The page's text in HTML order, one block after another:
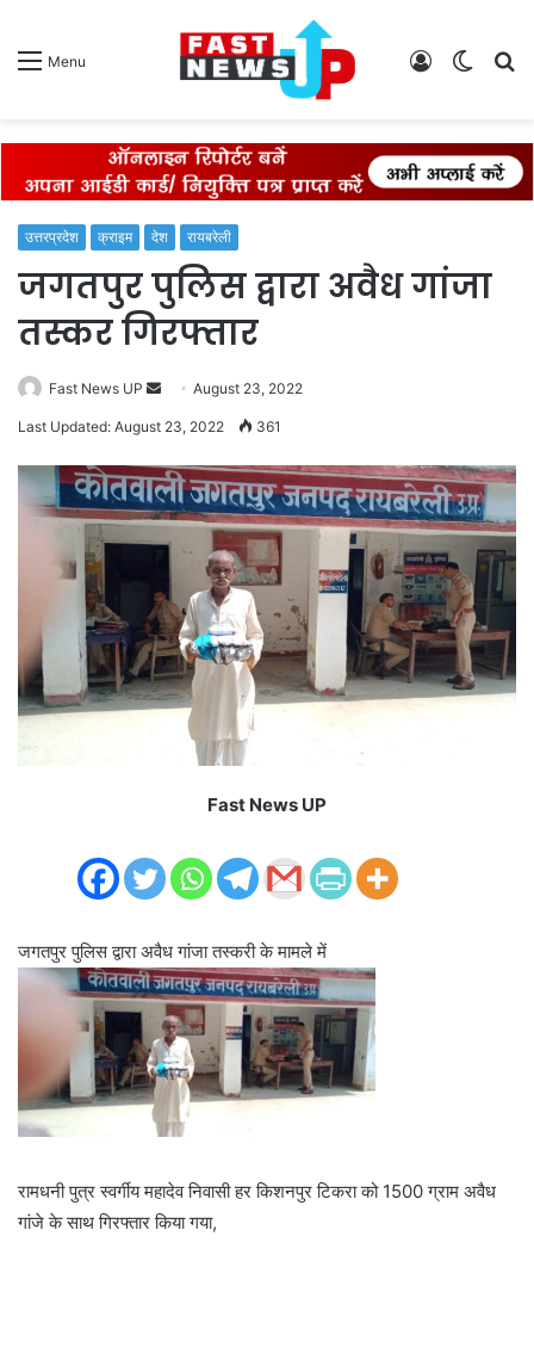
Menu
Switch
Log
उत्तरप्रदेश क्राइम देश रायबरेली
जगतपुर पुलिस द्वारा अवैध गांजा
तस्कर गिरफ्तार
Fast News UP
SendAugust 23, 2022
Last Updated: August 23, 2022 361
Fast News UP
जगतपुर पुलिस द्वारा अवैध गांजा तस्करी के मामले में
रामधनी पुत्र स्वर्गीय महादेव निवासी हर किशनपुर टिकरा को 1500 ग्राम अवैध
गांजे के साथ गिरफ्तार किया गया,